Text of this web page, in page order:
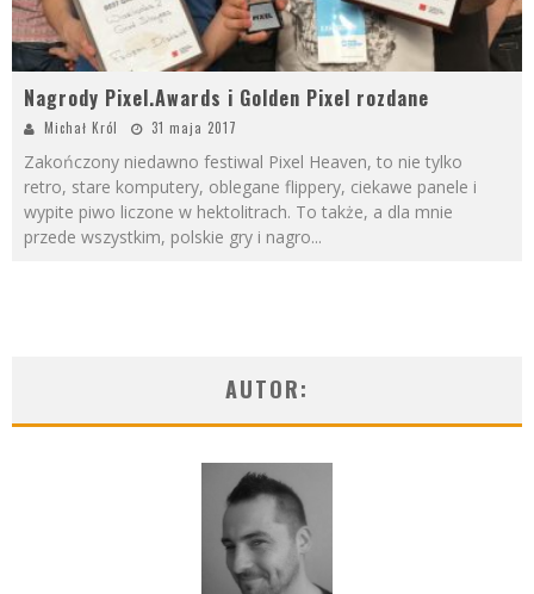
Nagrody Pixel.Awards i Golden Pixel rozdane
Michał Król 31 maja 2017
Zakończony niedawno festiwal Pixel Heaven, to nie tylko
retro, stare komputery, oblegane flippery, ciekawe panele i
wypite piwo liczone w hektolitrach. To także, a dla mnie
przede wszystkim, polskie gry i nagro...
AUTOR: